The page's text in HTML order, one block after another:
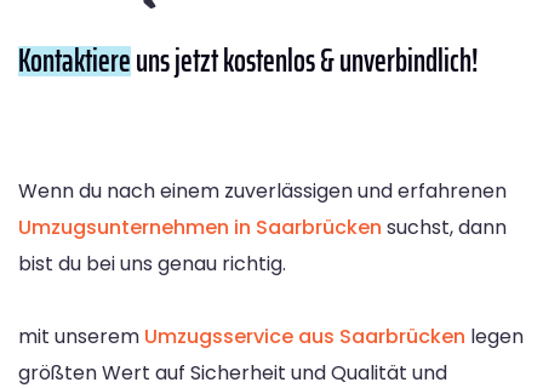
Kontaktiereuns jetzt kostenlos & unverbindlich!
Wenn du nach einem zuverlässigen und erfahrenen
Umzugsunternehmen in Saarbrücken suchst, dann
bist du bei uns genau richtig.
mit unserem Umzugsservice aus Saarbrücken legen
größten Wert auf Sicherheit und Qualität und